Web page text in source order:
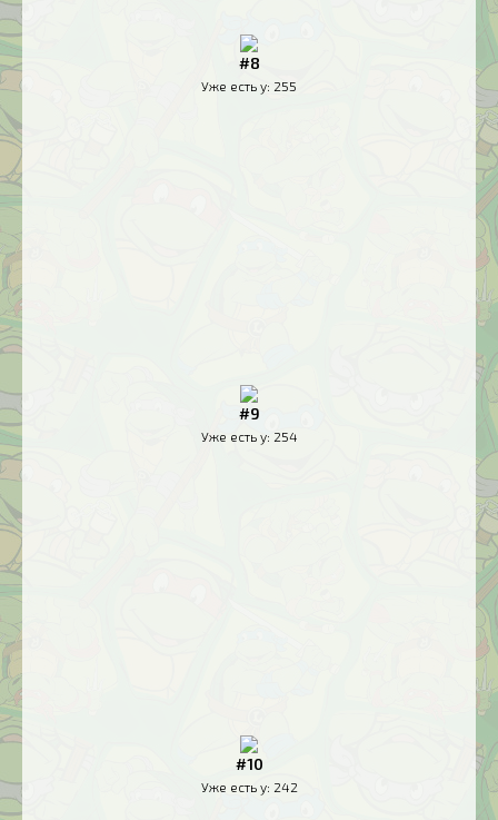
#8
Уже есть у: 255
#9
Уже есть у: 254
#10
Уже есть у: 242